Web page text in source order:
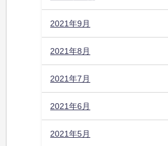
2021年9月
2021年8月
2021年7月
2021年6月
2021年5月